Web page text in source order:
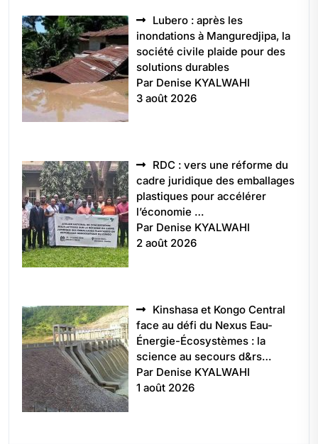
Lubero : après les
inondations à Manguredjipa, la
société civile plaide pour des
solutions durables
Par Denise KYALWAHI
3 août 2026
RDC : vers une réforme du
cadre juridique des emballages
plastiques pour accélérer
l’économie …
Par Denise KYALWAHI
2 août 2026
Kinshasa et Kongo Central
face au défi du Nexus Eau-
Énergie-Écosystèmes : la
science au secours d&rs…
Par Denise KYALWAHI
1 août 2026